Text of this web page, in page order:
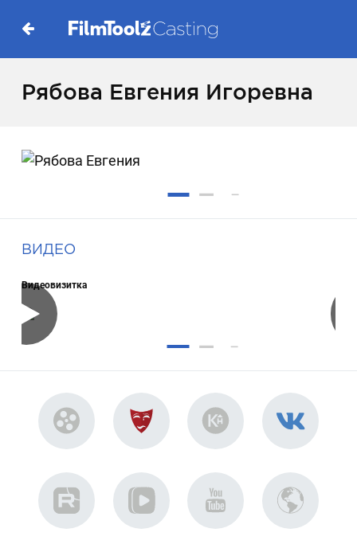
Рябова Евгения Игоревна
ВИДЕО
Видеовизитка